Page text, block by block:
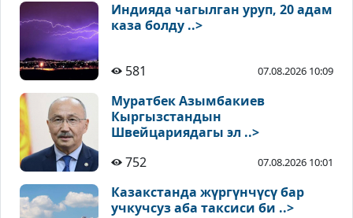
Индияда чагылган уруп, 20 адам
каза болду ..>
581 07.08.2026 10:09
Муратбек Азымбакиев
Кыргызстандын
Швейцариядагы эл ..>
752
07.08.2026 10:01
Казакстанда жүргүнчүсү бар
учкучсуз аба таксиси би ..>